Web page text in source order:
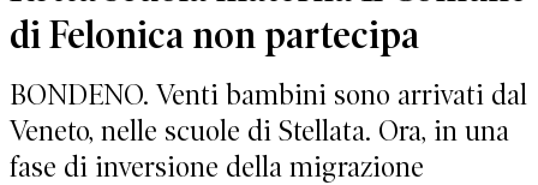
di Felonica non partecipa
BONDENO. Venti bambini sono arrivati dal
Veneto, nelle scuole di Stellata. Ora, in una
fase di inversione della migrazione